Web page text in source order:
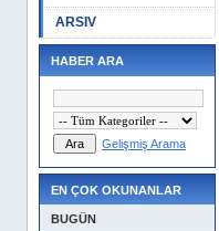
ARSIV
HABER ARA
Gelişmiş Arama
EN ÇOK OKUNANLAR
BUGÜN